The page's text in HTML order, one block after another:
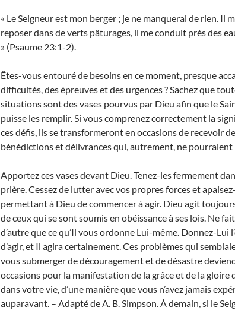
« Le Seigneur est mon berger ; je ne manquerai de rien. Il
reposer dans de verts pâturages, il me conduit près des
» (Psaume 23:1-2).
Êtes-vous entouré de besoins en ce moment, presque
difficultés, des épreuves et des urgences ? Sachez que
situations sont des vases pourvus par Dieu afin que le
puisse les remplir. Si vous comprenez correctement la
ces défis, ils se transformeront en occasions de recevoir
bénédictions et délivrances qui, autrement, ne pourraient
Apportez ces vases devant Dieu. Tenez-les fermement
prière. Cessez de lutter avec vos propres forces et
permettant à Dieu de commencer à agir. Dieu agit
de ceux qui se sont soumis en obéissance à ses lois. Ne
d’autre que ce qu’Il vous ordonne Lui-même. Donnez-Lui
d’agir, et Il agira certainement. Ces problèmes qui
vous submerger de découragement et de désastre
occasions pour la manifestation de la grâce et de la gloire
dans votre vie, d’une manière que vous n’avez jamais
auparavant. – Adapté de A. B. Simpson. À demain, si le